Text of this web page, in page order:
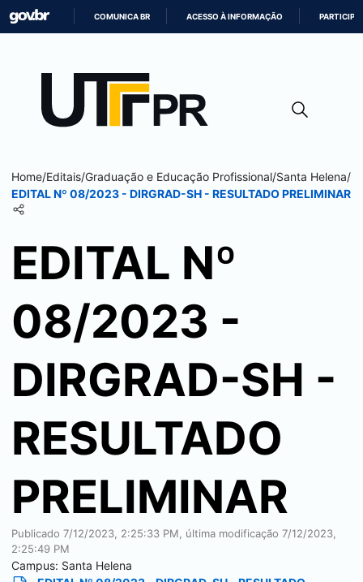
CONTEÚDO
COMUNICA BR ACESSO À INFORMAÇÃO PARTICIPE
Home/Editais/Graduação e Educação Profissional/Santa Helena/
EDITAL Nº 08/2023 - DIRGRAD-SH - RESULTADO PRELIMINAR
EDITAL Nº
08/2023 -
DIRGRAD-SH -
RESULTADO
PRELIMINAR
Publicado 7/12/2023, 2:25:33 PM , última modificação 7/12/2023,
2:25:49 PM
Campus: Santa Helena